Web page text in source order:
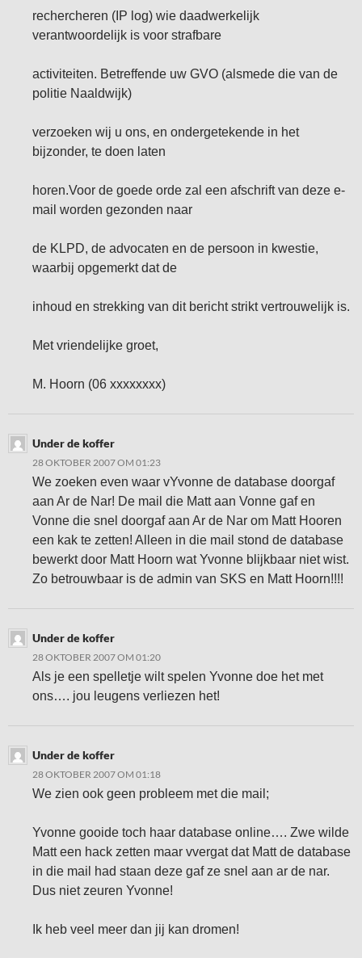
rechercheren (IP log) wie daadwerkelijk
verantwoordelijk is voor strafbare
activiteiten. Betreffende uw GVO (alsmede die van de
politie Naaldwijk)
verzoeken wij u ons, en ondergetekende in het
bijzonder, te doen laten
horen.Voor de goede orde zal een afschrift van deze e-
mail worden gezonden naar
de KLPD, de advocaten en de persoon in kwestie,
waarbij opgemerkt dat de
inhoud en strekking van dit bericht strikt vertrouwelijk is.
Met vriendelijke groet,
M. Hoorn (06 xxxxxxxx)
Under de koffer
28 OKTOBER 2007 OM 01:23
We zoeken even waar vYvonne de database doorgaf
aan Ar de Nar! De mail die Matt aan Vonne gaf en
Vonne die snel doorgaf aan Ar de Nar om Matt Hooren
een kak te zetten! Alleen in die mail stond de database
bewerkt door Matt Hoorn wat Yvonne blijkbaar niet wist.
Zo betrouwbaar is de admin van SKS en Matt Hoorn!!!!
Under de koffer
28 OKTOBER 2007 OM 01:20
Als je een spelletje wilt spelen Yvonne doe het met
ons…. jou leugens verliezen het!
Under de koffer
28 OKTOBER 2007 OM 01:18
We zien ook geen probleem met die mail;
Yvonne gooide toch haar database online…. Zwe wilde
Matt een hack zetten maar vvergat dat Matt de database
in die mail had staan deze gaf ze snel aan ar de nar.
Dus niet zeuren Yvonne!
Ik heb veel meer dan jij kan dromen!